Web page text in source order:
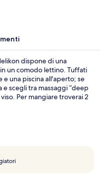
dispone di una
un comodo lettino. Tuffati
una piscina all'aperto; se
e scegli tra massaggi “deep
Per mangiare troverai 2
includono una terrazza
e un centro fitness